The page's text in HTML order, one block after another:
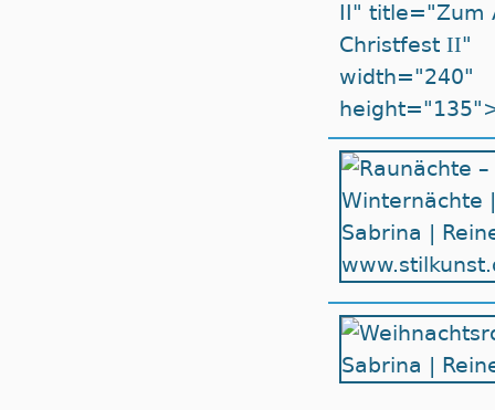
II" title="Zum
Christfest II"
width="240"